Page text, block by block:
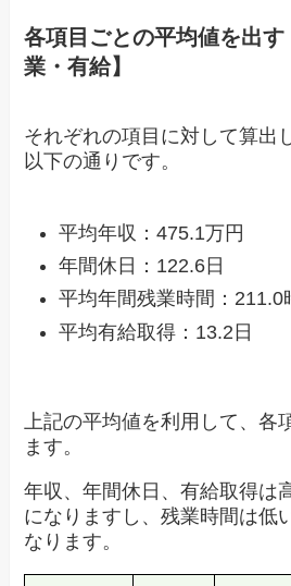
各項目ごとの平均値を出
業・有給】
それぞれの項目に対して算出
以下の通りです。
平均年収：475.1万円
年間休日：122.6日
平均年間残業時間：211.0
平均有給取得：13.2日
上記の平均値を利用して、各
ます。
年収、年間休日、有給取得は
になりますし、残業時間は低
なります。